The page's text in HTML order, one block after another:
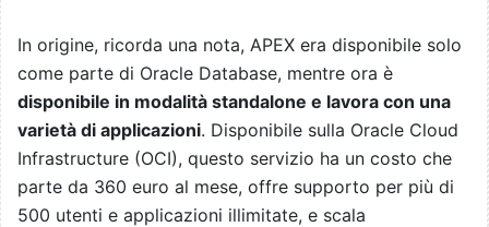
In origine, ricorda una nota, APEX era disponibile solo
come parte di Oracle Database, mentre ora è
disponibile in modalità standalone e lavora con una
varietà di applicazioni. Disponibile sulla Oracle Cloud
Infrastructure (OCI), questo servizio ha un costo che
parte da 360 euro al mese, offre supporto per più di
500 utenti e applicazioni illimitate, e scala